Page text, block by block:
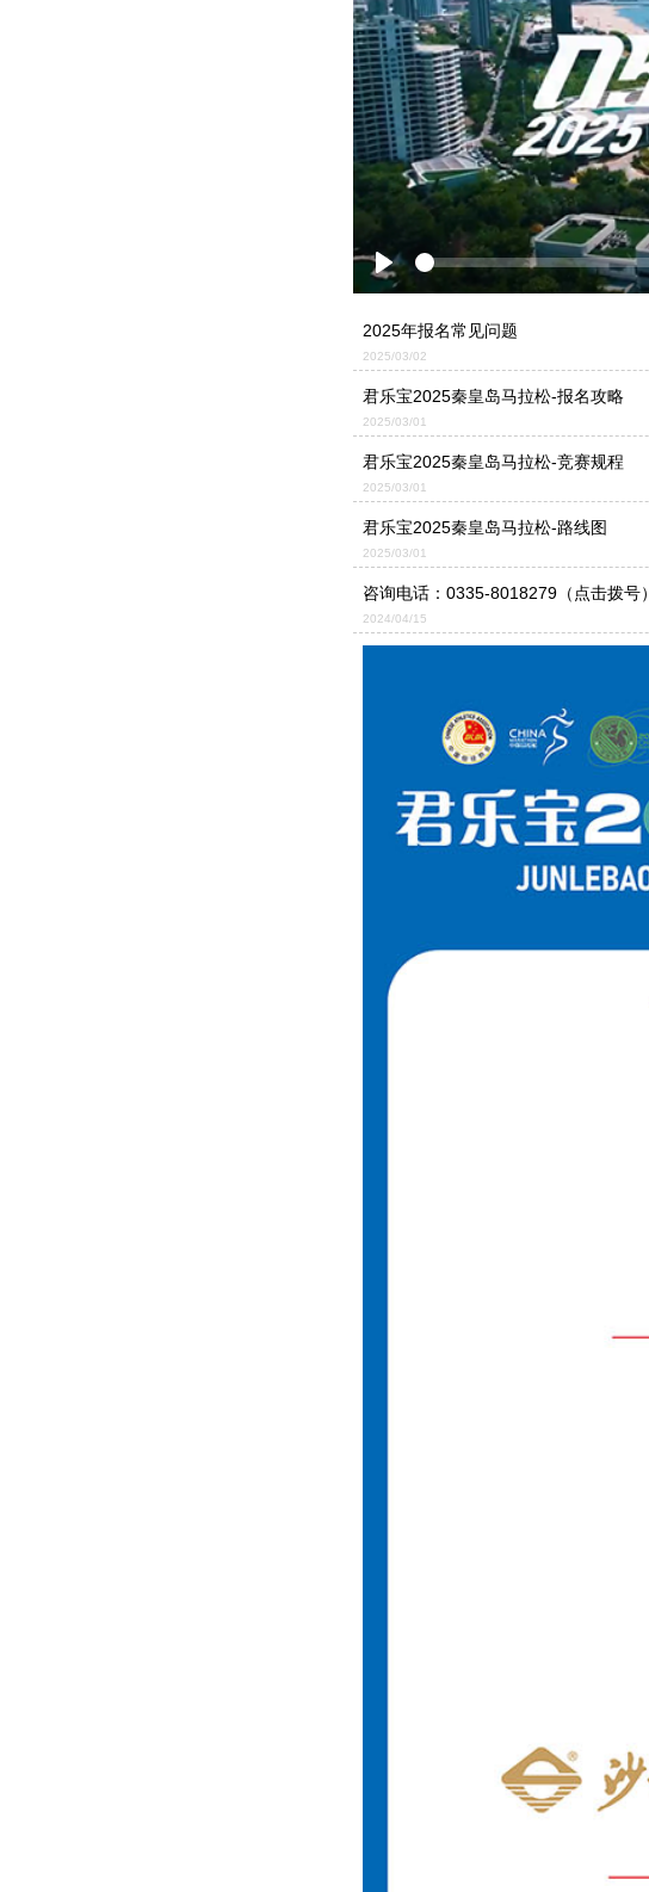
Play
2025年报名常见问题
2025/03/02
君乐宝2025秦皇岛马拉松-报名攻略
2025/03/01
君乐宝2025秦皇岛马拉松-竞赛规程
2025/03/01
君乐宝2025秦皇岛马拉松-路线图
2025/03/01
咨询电话： 0335-8018279 （点击拨号）
2024/04/15